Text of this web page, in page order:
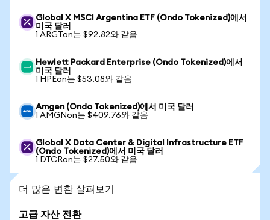
Global X MSCI Argentina ETF (Ondo Tokenized)에서
미국 달러
1 ARGTon는 $92.82와 같음
Hewlett Packard Enterprise (Ondo Tokenized)에서
미국 달러
1 HPEon는 $53.08와 같음
Amgen (Ondo Tokenized)에서 미국 달러
1 AMGNon는 $409.76와 같음
Global X Data Center & Digital Infrastructure ETF
(Ondo Tokenized)에서 미국 달러
1 DTCRon는 $27.50와 같음
더 많은 변환 살펴보기
고급 자산 전환